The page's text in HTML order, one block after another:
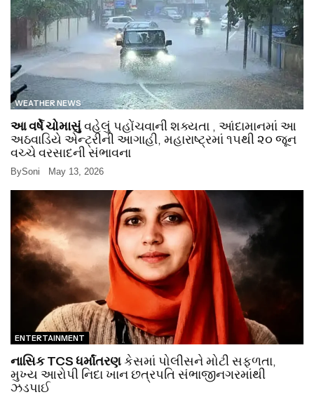
WEATHER NEWS
આ વર્ષે ચોમાસુંવહેલું પહોંચવાની શક્યતા , આંદામાનમાં આ
અઠવાડિયે એન્ટ્રીની આગાહી, મહારાષ્ટ્રમાં ૧૫થી ૨૦ જૂન
વચ્ચે વરસાદની સંભાવના
BySoni May 13, 2026
ENTERTAINMENT
નાસિક TCS ધર્માંતરણકેસમાં પોલીસને મોટી સફળતા,
મુખ્ય આરોપી નિદા ખાન છત્રપતિ સંભાજીનગરમાંથી
ઝડપાઈ